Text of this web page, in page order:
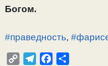
Богом.
#праведность,